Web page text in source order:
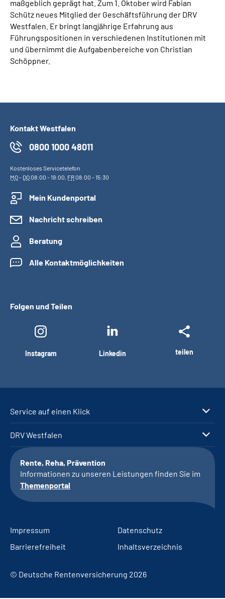
maßgeblich geprägt hat. Zum 1. Oktober wird Fabian
Schütz neues Mitglied der Geschäftsführung der DRV
Westfalen. Er bringt langjährige Erfahrung aus
Führungspositionen in verschiedenen Institutionen mit
und übernimmt die Aufgabenbereiche von Christian
Schöppner.
Kontakt Westfalen
0800 1000 48011
Kostenloses Servicetelefon
MO- DO08:00 - 19:00, FR08:00 - 15:30
Mein Kundenportal
Nachricht schreiben
Beratung
Alle Kontaktmöglichkeiten
Folgen und Teilen
Instagram Linkedin teilen
Service auf einen Klick
DRV Westfalen
Rente, Reha, Prävention
Informationen zu unseren Leistungen finden Sie im
Themenportal
Impressum
Datenschutz
Barrierefreiheit
Inhaltsverzeichnis
© Deutsche Rentenversicherung 2026